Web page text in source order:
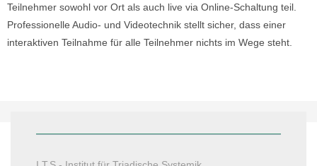
Teilnehmer sowohl vor Ort als auch live via Online-Schaltung teil.
Professionelle Audio- und Videotechnik stellt sicher, dass einer
interaktiven Teilnahme für alle Teilnehmer nichts im Wege steht.